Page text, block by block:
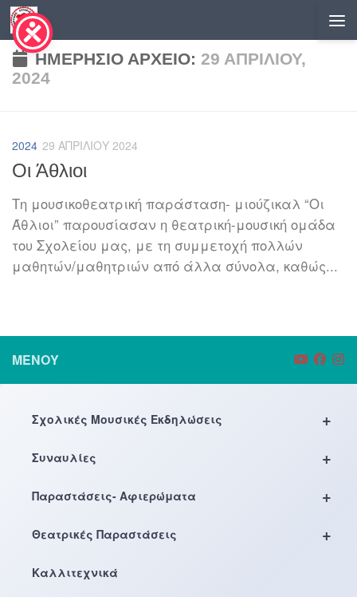
Skip to content
ΗΜΕΡΉΣΙΟ ΑΡΧΕΊΟ: 29 ΑΠΡΙΛΊΟΥ,
2024
2024 29 ΑΠΡΙΛΊΟΥ 2024
Οι Άθλιοι
Τη μουσικοθεατρική παράσταση- μιούζικαλ “Οι
Άθλιοι” παρουσίασαν η θεατρική-μουσική ομάδα
του Σχολείου μας, με τη συμμετοχή πολλών
μαθητών/μαθητριών από άλλα σύνολα, καθώς...
ΜΕΝΟΎ
+
Σχολικές Μουσικές Εκδηλώσεις
+
Συναυλίες
+
Παραστάσεις- Αφιερώματα
+
Θεατρικές Παραστάσεις
Καλλιτεχνικά